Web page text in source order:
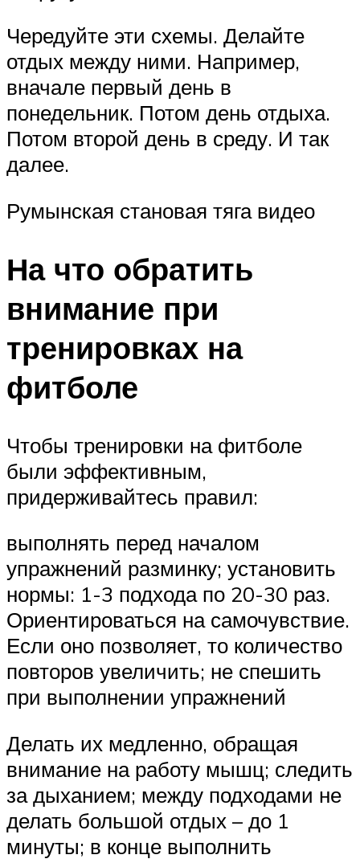
Чередуйте эти схемы. Делайте
отдых между ними. Например,
вначале первый день в
понедельник. Потом день отдыха.
Потом второй день в среду. И так
далее.
Румынская становая тяга видео
На что обратить
внимание при
тренировках на
фитболе
Чтобы тренировки на фитболе
были эффективным,
придерживайтесь правил:
выполнять перед началом
упражнений разминку; установить
нормы: 1-3 подхода по 20-30 раз.
Ориентироваться на самочувствие.
Если оно позволяет, то количество
повторов увеличить; не спешить
при выполнении упражнений
Делать их медленно, обращая
внимание на работу мышц; следить
за дыханием; между подходами не
делать большой отдых – до 1
минуты; в конце выполнить